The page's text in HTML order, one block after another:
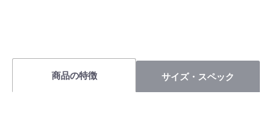
商品の特徴 サイズ・スペック